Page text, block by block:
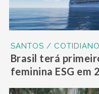
SANTOS / COTIDIANO
Brasil terá
feminina ESG em